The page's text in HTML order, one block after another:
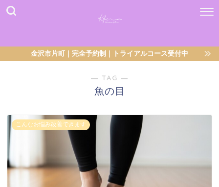
金沢市片町｜完全予約制｜トライアルコース受付中
― TAG ―
魚の目
こんなお悩み改善できます